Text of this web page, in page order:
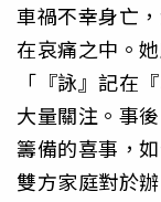
車禍不幸身亡
在哀痛之中。
「『詠』記在
大量關注。事
籌備的喜事，
雙方家庭對於